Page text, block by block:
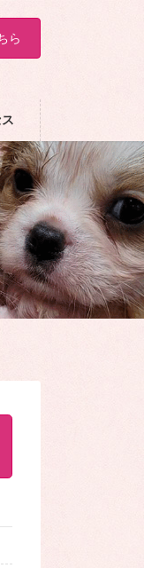
ら